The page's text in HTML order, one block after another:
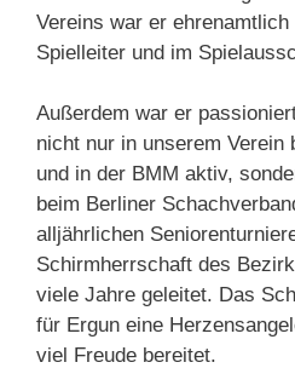
Vereins war er
Spielleiter und im
Außerdem war er
nicht nur in unserem Verein
und in der BMM aktiv,
beim Berliner
alljährlichen
Schirmherrschaft des
viele Jahre geleitet. Das
für Ergun eine
viel Freude bereitet.